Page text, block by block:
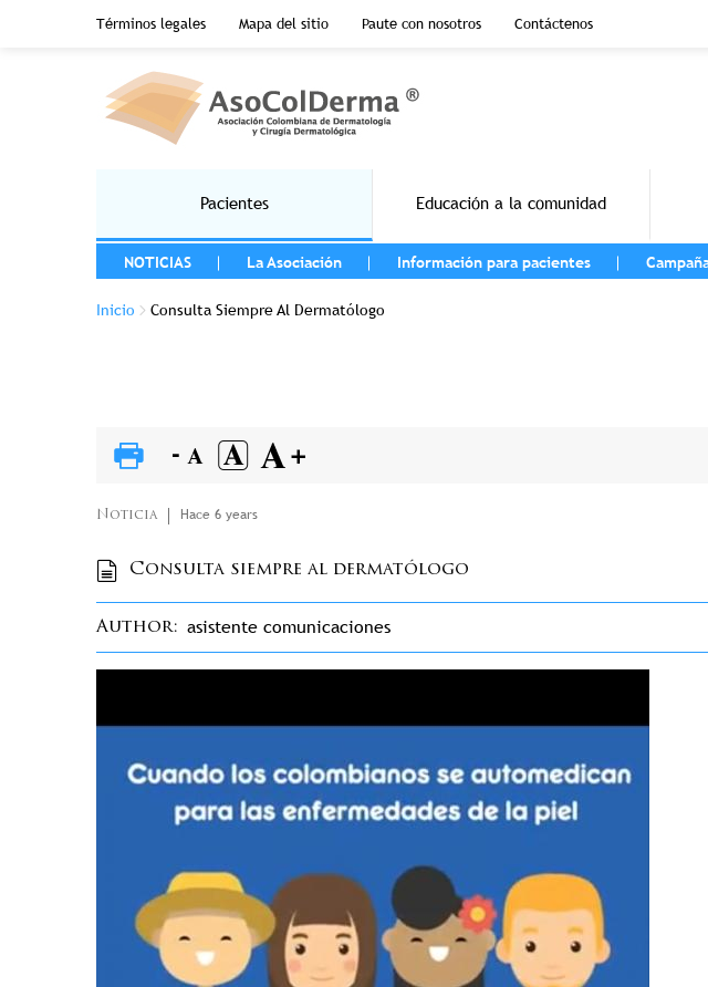
Pasar al contenido principal
Términos legales
Mapa del sitio Paute con nosotros Contáctenos
Pacientes Educación a la comunidad
MENU LEFT
NOTICIAS
La Asociación Información para pacientes
Sobrescribir enlaces de ayuda a la navegación
Inicio Consulta Siempre Al Dermatólogo
Noticia Hace 6 years
Consulta siempre al dermatólogo
Author asistente comunicaciones